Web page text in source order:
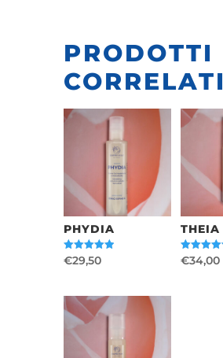
PRODOTTI
CORRELATI
PHYDIA
Valutato
€29,50
THEIA
Valutato
€34,00